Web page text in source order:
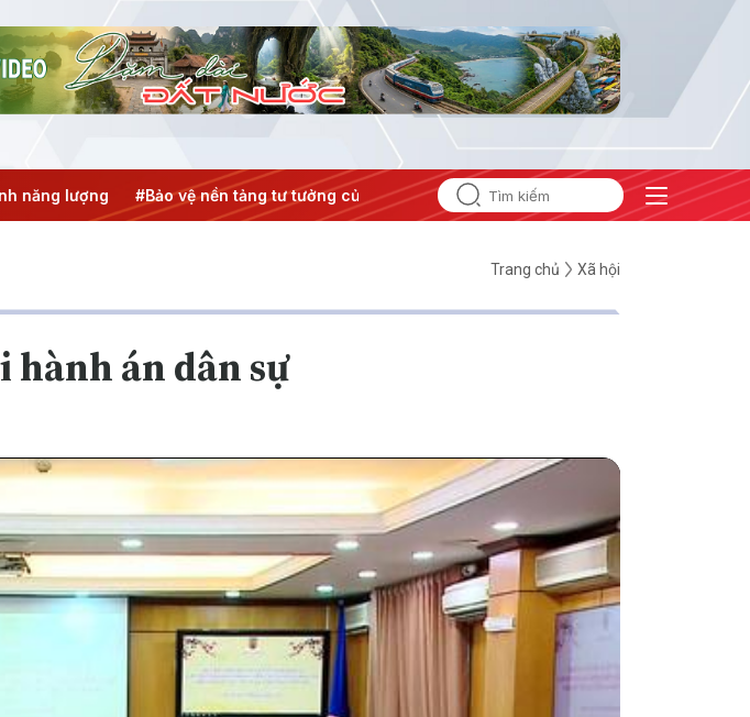
lượng #Bảo vệ nền tảng tư tưởng của Đảng #Hội nghị Trung ương 3
Trang chủ Xã hội
hành án dân sự